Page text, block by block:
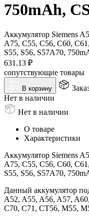
750mAh,
Аккумулятор Siemens
A75, C55, C56, C60,
S55, S56, S57A70,
631.13 ₽
сопутствующие товары
В корзину
Нет в наличии
Нет в наличии
О товаре
Характеристики
Аккумулятор Siemens
A75, C55, C56, C60,
S55, S56, S57A70,
Данный аккумулятор
A52, A55, A56, A57,
C70, C71, CT56, M55,